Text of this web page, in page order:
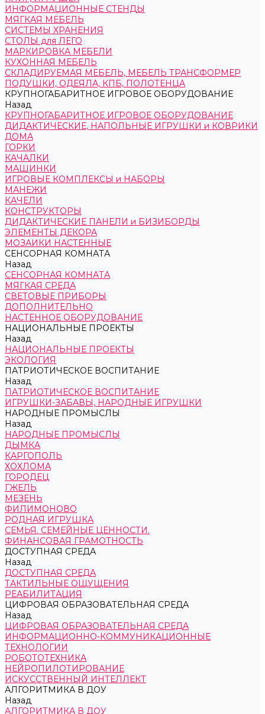
ИНФОРМАЦИОННЫЕ СТЕНДЫ
МЯГКАЯ МЕБЕЛЬ
СИСТЕМЫ ХРАНЕНИЯ
СТОЛЫ для ЛЕГО
МАРКИРОВКА МЕБЕЛИ
КУХОННАЯ МЕБЕЛЬ
СКЛАДИРУЕМАЯ МЕБЕЛЬ, МЕБЕЛЬ ТРАНСФОРМЕР
ПОДУШКИ, ОДЕЯЛА, КПБ, ПОЛОТЕНЦА
КРУПНОГАБАРИТНОЕ ИГРОВОЕ ОБОРУДОВАНИЕ
Назад
КРУПНОГАБАРИТНОЕ ИГРОВОЕ ОБОРУДОВАНИЕ
ДИДАКТИЧЕСКИЕ, НАПОЛЬНЫЕ ИГРУШКИ и КОВРИКИ
ДОМА
ГОРКИ
КАЧАЛКИ
МАШИНКИ
ИГРОВЫЕ КОМПЛЕКСЫ и НАБОРЫ
МАНЕЖИ
КАЧЕЛИ
КОНСТРУКТОРЫ
ДИДАКТИЧЕСКИЕ ПАНЕЛИ и БИЗИБОРДЫ
ЭЛЕМЕНТЫ ДЕКОРА
МОЗАИКИ НАСТЕННЫЕ
СЕНСОРНАЯ КОМНАТА
Назад
СЕНСОРНАЯ КОМНАТА
МЯГКАЯ СРЕДА
СВЕТОВЫЕ ПРИБОРЫ
ДОПОЛНИТЕЛЬНО
НАСТЕННОЕ ОБОРУДОВАНИЕ
НАЦИОНАЛЬНЫЕ ПРОЕКТЫ
Назад
НАЦИОНАЛЬНЫЕ ПРОЕКТЫ
ЭКОЛОГИЯ
ПАТРИОТИЧЕСКОЕ ВОСПИТАНИЕ
Назад
ПАТРИОТИЧЕСКОЕ ВОСПИТАНИЕ
ИГРУШКИ-ЗАБАВЫ, НАРОДНЫЕ ИГРУШКИ
НАРОДНЫЕ ПРОМЫСЛЫ
Назад
НАРОДНЫЕ ПРОМЫСЛЫ
ДЫМКА
КАРГОПОЛЬ
ХОХЛОМА
ГОРОДЕЦ
ГЖЕЛЬ
МЕЗЕНЬ
ФИЛИМОНОВО
РОДНАЯ ИГРУШКА
СЕМЬЯ. СЕМЕЙНЫЕ ЦЕННОСТИ.
ФИНАНСОВАЯ ГРАМОТНОСТЬ
ДОСТУПНАЯ СРЕДА
Назад
ДОСТУПНАЯ СРЕДА
ТАКТИЛЬНЫЕ ОЩУЩЕНИЯ
РЕАБИЛИТАЦИЯ
ЦИФРОВАЯ ОБРАЗОВАТЕЛЬНАЯ СРЕДА
Назад
ЦИФРОВАЯ ОБРАЗОВАТЕЛЬНАЯ СРЕДА
ИНФОРМАЦИОННО-КОММУНИКАЦИОННЫЕ
ТЕХНОЛОГИИ
РОБОТОТЕХНИКА
НЕЙРОПИЛОТИРОВАНИЕ
ИСКУССТВЕННЫЙ ИНТЕЛЛЕКТ
АЛГОРИТМИКА В ДОУ
Назад
АЛГОРИТМИКА В ДОУ